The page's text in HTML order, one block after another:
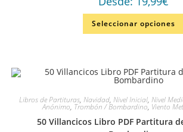
Seleccionar opciones
Libros de Partituras, Navidad, Nivel Inicial, Nivel
Anónimo, Trombón / Bombardino, Viento
50 Villancicos Libro PDF Partitura